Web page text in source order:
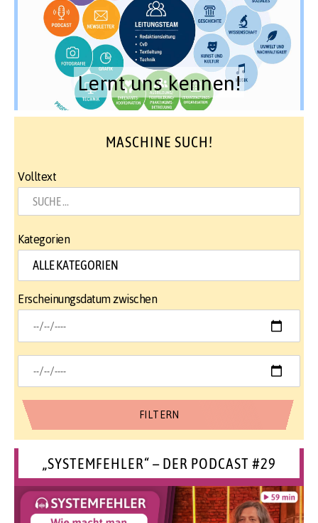
Lernt uns kennen!
MASCHINE SUCH!
Volltext
Kategorien
Erscheinungsdatum zwischen
„SYSTEMFEHLER“ – DER PODCAST #29